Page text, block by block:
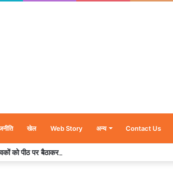
खेल Web Story अन्य Contact Us
को पीठ पर बैठाकर घूमती दिखी मादा भालू